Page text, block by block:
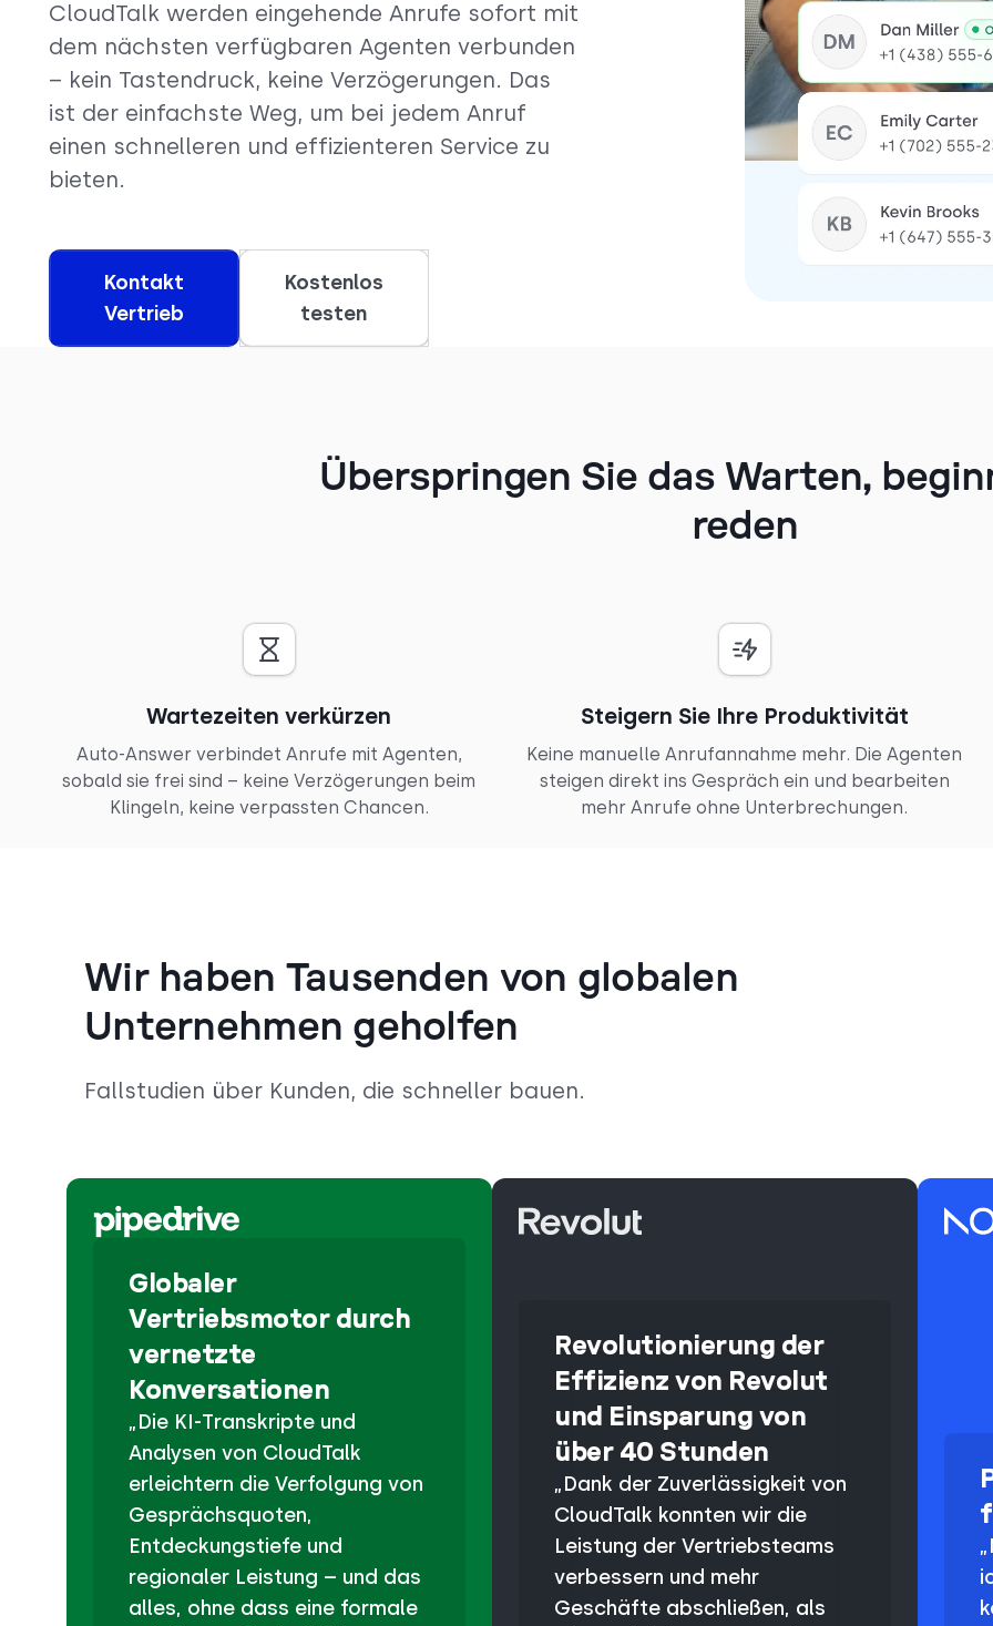
CloudTalk werden eingehende Anrufe sofort mit
dem nächsten verfügbaren Agenten verbunden
– kein Tastendruck, keine Verzögerungen. Das
ist der einfachste Weg, um bei jedem Anruf
einen schnelleren und effizienteren Service zu
bieten.
Kontakt
Vertrieb
Kostenlos
testen
Überspringen Sie das Warten,
reden
Wartezeiten verkürzen
Auto-Answer verbindet Anrufe mit Agenten,
sobald sie frei sind – keine Verzögerungen beim
Klingeln, keine verpassten Chancen.
Steigern Sie Ihre Produktivität
Keine manuelle Anrufannahme mehr. Die Agenten
steigen direkt ins Gespräch ein und bearbeiten
mehr Anrufe ohne Unterbrechungen.
Wir haben Tausenden von globalen
Unternehmen geholfen
Fallstudien über Kunden, die schneller bauen.
Globaler
Vertriebsmotor durch
vernetzte
Konversationen
„Die KI-Transkripte und
Analysen von CloudTalk
erleichtern die Verfolgung von
Gesprächsquoten,
Entdeckungstiefe und
regionaler Leistung – und das
alles, ohne dass eine formale
Revolutionierung der
Effizienz von Revolut
und Einsparung von
über 40 Stunden
„Dank der Zuverlässigkeit von
CloudTalk konnten wir die
Leistung der Vertriebsteams
verbessern und mehr
Geschäfte abschließen, als